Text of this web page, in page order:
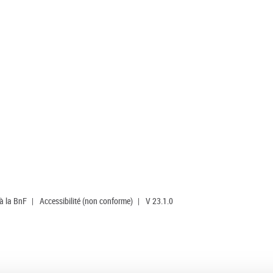
la BnF | Accessibilité (non conforme) | V 23.1.0